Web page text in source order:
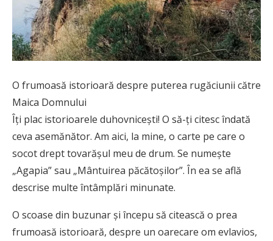
O frumoasă istorioară despre puterea rugăciunii către
Maica Domnului
Îți plac istorioarele duhovnicești! O să-ți citesc îndată
ceva asemănător. Am aici, la mine, o carte pe care o
socot drept tovarășul meu de drum. Se numește
„Agapia” sau „Mântuirea păcătoșilor”. În ea se află
descrise multe întâmplări minunate.
O scoase din buzunar și începu să citească o prea
frumoasă istorioară, despre un oarecare om evlavios,